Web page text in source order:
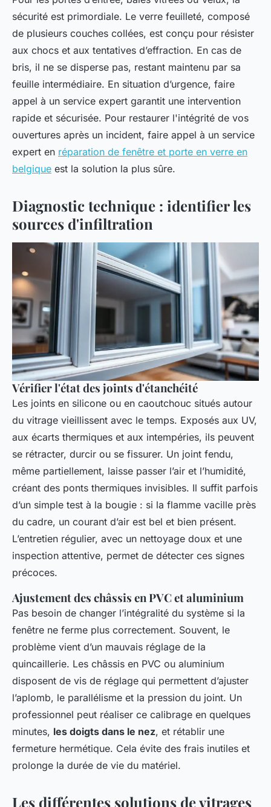
sécurité est primordiale. Le verre feuilleté, composé
de plusieurs couches collées, est conçu pour résister
aux chocs et aux tentatives d’effraction. En cas de
bris, il ne se disperse pas, restant maintenu par sa
feuille intermédiaire. En situation d’urgence, faire
appel à un service expert garantit une intervention
rapide et sécurisée. Pour restaurer l'intégrité de vos
ouvertures après un incident, faire appel à un service
expert en réparation de fenêtre et porte en verre en
belgique est la solution la plus sûre.
Diagnostic technique : identifier les
sources d'infiltration
Vérifier l'état des joints d'étanchéité
Les joints en silicone ou en caoutchouc situés autour
du vitrage vieillissent avec le temps. Exposés aux UV,
aux écarts thermiques et aux intempéries, ils peuvent
se rétracter, durcir ou se fissurer. Un joint fendu,
même partiellement, laisse passer l’air et l’humidité,
créant des ponts thermiques invisibles. Il suffit parfois
d’un simple test à la bougie : si la flamme vacille près
du cadre, un courant d’air est bel et bien présent.
L’entretien régulier, avec un nettoyage doux et une
inspection attentive, permet de détecter ces signes
précoces.
Ajustement des châssis en PVC et aluminium
Pas besoin de changer l’intégralité du système si la
fenêtre ne ferme plus correctement. Souvent, le
problème vient d’un mauvais réglage de la
quincaillerie. Les châssis en PVC ou aluminium
disposent de vis de réglage qui permettent d’ajuster
l’aplomb, le parallélisme et la pression du joint. Un
professionnel peut réaliser ce calibrage en quelques
minutes, les doigts dans le nez, et rétablir une
fermeture hermétique. Cela évite des frais inutiles et
prolonge la durée de vie du matériel.
Les différentes solutions de vitrages